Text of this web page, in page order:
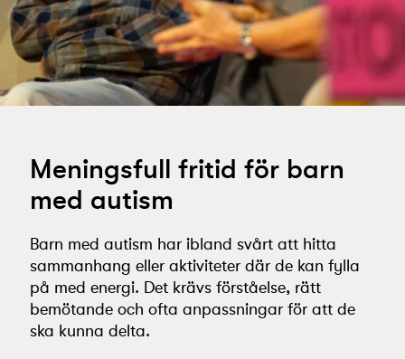
Meningsfull fritid för barn
med autism
Barn med autism har ibland svårt att hitta
sammanhang eller aktiviteter där de kan fylla
på med energi. Det krävs förståelse, rätt
bemötande och ofta anpassningar för att de
ska kunna delta.